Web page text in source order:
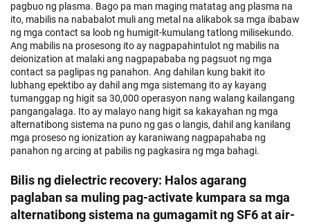
pagbuo ng plasma. Bago pa man maging matatag ang plasma na
ito, mabilis na nababalot muli ang metal na alikabok sa mga ibabaw
ng mga contact sa loob ng humigit-kumulang tatlong milisekundo.
Ang mabilis na prosesong ito ay nagpapahintulot ng mabilis na
deionization at malaki ang nagpapababa ng pagsuot ng mga
contact sa paglipas ng panahon. Ang dahilan kung bakit ito
lubhang epektibo ay dahil ang mga sistemang ito ay kayang
tumanggap ng higit sa 30,000 operasyon nang walang kailangang
pangangalaga. Ito ay malayo nang higit sa kakayahan ng mga
alternatibong sistema na puno ng gas o langis, dahil ang kanilang
mga proseso ng ionization ay karaniwang nagpapahaba ng
panahon ng arcing at pabilis ng pagkasira ng mga bahagi.
Bilis ng dielectric recovery: Halos agarang
paglaban sa muling pag-activate kumpara sa mga
alternatibong sistema na gumagamit ng SF6 at air-